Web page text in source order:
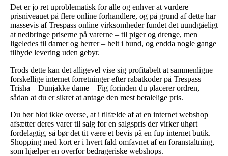
Det er jo ret uproblematisk for alle og enhver at vurdere
prisniveauet på flere online forhandlere, og på grund af dette har
massevis af Trespass online virksomheder fundet det uundgåeligt
at nedbringe priserne på varerne – til piger og drenge, men
ligeledes til damer og herrer – helt i bund, og endda nogle gange
tilbyde levering uden gebyr.
Trods dette kan det alligevel vise sig profitabelt at sammenligne
forskellige internet forretninger efter rabatkoder på Trespass
Trisha – Dunjakke dame – Fig forinden du placerer ordren,
sådan at du er sikret at antage den mest betalelige pris.
Du bør blot ikke overse, at i tilfælde af at en internet webshop
afsætter deres varer til salg for en salgspris der virker uhørt
fordelagtig, så bør det tit være et bevis på en fup internet butik.
Shopping med kort er i hvert fald omfavnet af en foranstaltning,
som hjælper en overfor bedrageriske webshops.